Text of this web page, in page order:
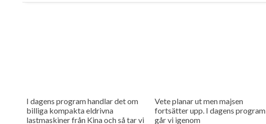
I dagens program handlar det om
billiga kompakta eldrivna
lastmaskiner från Kina och så tar vi
Vete planar ut men majsen
fortsätter upp. I dagens program
går vi igenom